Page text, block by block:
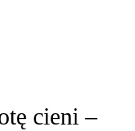
cieni –